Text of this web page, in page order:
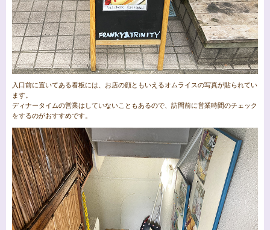
入口前に置いてある看板には、お店の顔ともいえるオムライスの写真が貼られてい
ます。
ディナータイムの営業はしていないこともあるので、訪問前に営業時間のチェック
をするのがおすすめです。